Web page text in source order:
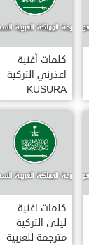
كلمات أغنية
اعذرني التركية
KUSURA
BAKMA
مترجمة للعربية
غناء المطربة
سيزن أكسو
SEZEN AKSU
كلمات اغنية
ليلى التركية
مترجمة للعربية